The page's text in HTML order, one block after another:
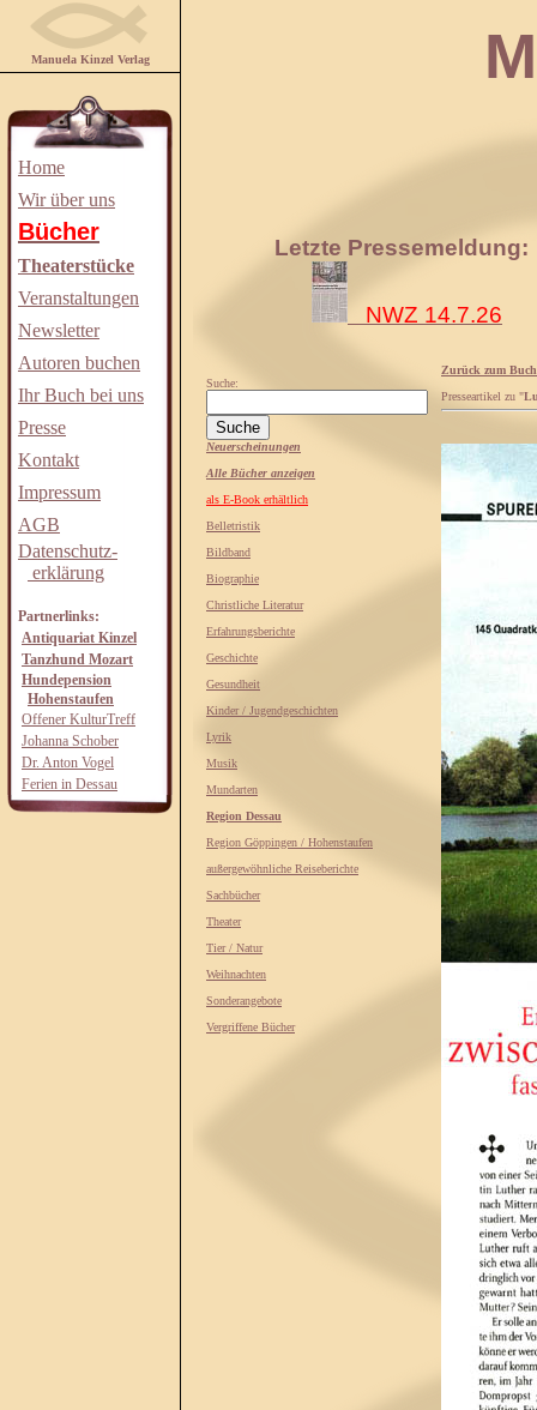
Manuela Kinzel Verlag
Home
Wir über uns
Bücher
Theaterstücke
Veranstaltungen
Newsletter
Autoren buchen
Ihr Buch bei uns
Presse
Kontakt
Impressum
AGB
Datenschutz-
erklärung
Partnerlinks:
Antiquariat Kinzel
Tanzhund Mozart
Hundepension
Hohenstaufen
Offener KulturTreff
Johanna Schober
Dr. Anton Vogel
Ferien in Dessau
Letzte Pressemeldung:
NWZ 14.7.26
Suche:
Neuerscheinungen
Alle Bücher anzeigen
als E-Book erhältlich
Belletristik
Bildband
Biographie
Christliche Literatur
Erfahrungsberichte
Geschichte
Gesundheit
Kinder / Jugendgeschichten
Lyrik
Musik
Mundarten
Region Dessau
Region Göppingen / Hohenstaufen
außergewöhnliche Reiseberichte
Sachbücher
Theater
Tier / Natur
Weihnachten
Sonderangebote
Vergriffene Bücher
Zurück zum Buch
Presseartikel zu "